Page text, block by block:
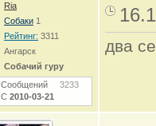
Ria
Собаки 1
Рейтинг: 3311
Ангарск
Собачий гуру
Сообщений 3233
С 2010-03-21
два